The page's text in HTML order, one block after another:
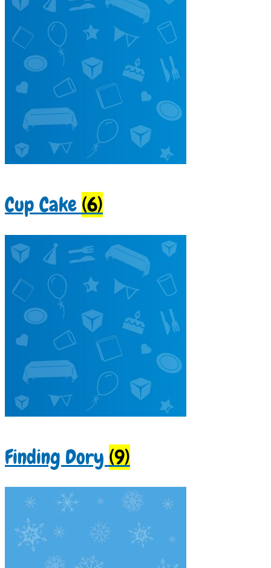
Cup Cake (6)
Finding Dory (9)